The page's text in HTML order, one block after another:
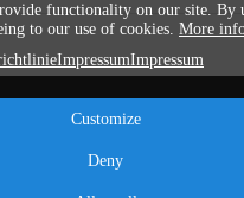
Impressum
functionality on our site. By
to our use of cookies. More
ImpressumImpressum
Customize
Deny